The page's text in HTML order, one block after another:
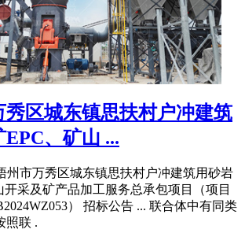
秀区城东镇思扶村户冲建筑
EPC、矿山 ...
州市万秀区城东镇思扶村户冲建筑用砂岩
开采及矿产品加工服务总承包项目（项目
） 招标公告 ... 联合体中有同类
照联 .